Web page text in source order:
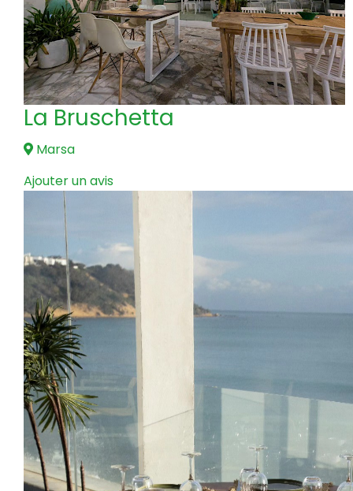
La Bruschetta
Marsa
Ajouter un avis